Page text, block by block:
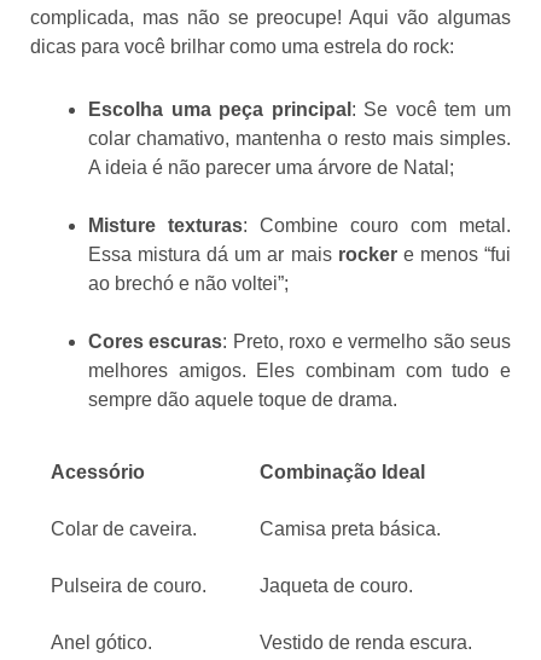
complicada, mas não se preocupe! Aqui vão algumas
dicas para você brilhar como uma estrela do rock:
Escolha uma peça principal : Se você tem um
colar chamativo, mantenha o resto mais simples.
A ideia é não parecer uma árvore de Natal;
Misture texturas: Combine couro com metal.
Essa mistura dá um ar mais rockere menos “fui
ao brechó e não voltei”;
Cores escuras: Preto, roxo e vermelho são seus
melhores amigos. Eles combinam com tudo e
sempre dão aquele toque de drama.
Acessório Combinação Ideal
Colar de caveira. Camisa preta básica.
Pulseira de couro. Jaqueta de couro.
Anel gótico. Vestido de renda escura.